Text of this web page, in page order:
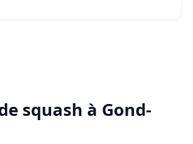
squash à Gond-